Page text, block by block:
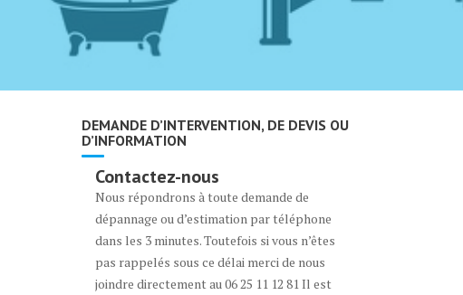
DEMANDE D’INTERVENTION, DE DEVIS OU
D’INFORMATION
Contactez-nous
Nous répondrons à toute demande de
dépannage ou d’estimation par téléphone
dans les 3 minutes. Toutefois si vous n’êtes
pas rappelés sous ce délai merci de nous
joindre directement au 06 25 11 12 81 Il est